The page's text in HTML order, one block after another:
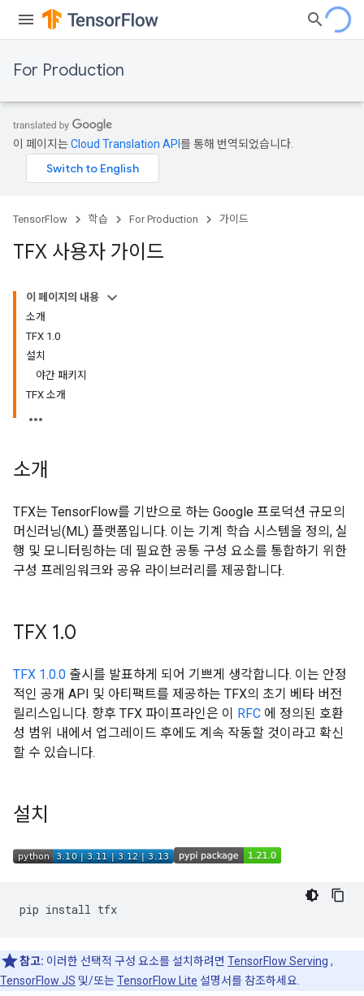
For Production
이 페이지는Cloud Translation API 를 통해 번역되었습니다.
TensorFlow 학습 For Production 가이드
TFX 사용자 가이드
이 페이지의 내용
소개
TFX 1.0
설치
야간 패키지
TFX 소개
소개
TFX는 TensorFlow를 기반으로 하는 Google 프로덕션 규모의
머신러닝(ML) 플랫폼입니다. 이는 기계 학습 시스템을 정의, 실
행 및 모니터링하는 데 필요한 공통 구성 요소를 통합하기 위한
구성 프레임워크와 공유 라이브러리를 제공합니다.
TFX 1.0
TFX 1.0.0 출시를 발표하게 되어 기쁘게 생각합니다. 이는 안정
적인 공개 API 및 아티팩트를 제공하는 TFX의 초기 베타 버전
릴리스입니다. 향후 TFX 파이프라인은 이 RFC 에 정의된 호환
성 범위 내에서 업그레이드 후에도 계속 작동할 것이라고 확신
할 수 있습니다.
설치
pip install
참고: 이러한 선택적 구성 요소를 설치하려면 TensorFlow Serving ,
TensorFlow JS 및/또는TensorFlow Lite 설명서를 참조하세요.